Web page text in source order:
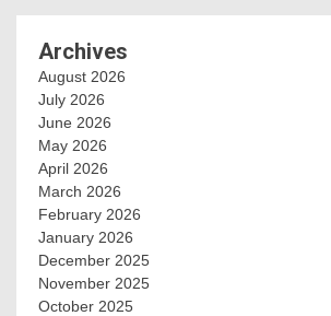
Archives
August 2026
July 2026
June 2026
May 2026
April 2026
March 2026
February 2026
January 2026
December 2025
November 2025
October 2025